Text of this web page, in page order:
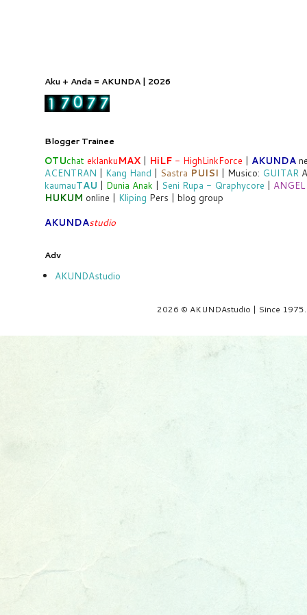
Aku + Anda = AKUNDA | 2026
Blogger Trainee
OTUchat eklankuMAX | HiLF - HighLinkForce | AKUNDA
ACENTRAN | Kang Hand | Sastra PUISI | Musico: GUITAR
kaumauTAU | Dunia Anak | Seni Rupa - Qraphycore |
HUKUM online | Kliping Pers | blog group
AKUNDAstudio
Adv
AKUNDAstudio
2026 © AKUNDAstudio | Since